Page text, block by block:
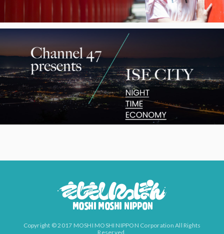
Copyright © 2017 MOSHI MOSHI NIPPON Corporation All Rights
Reserved.